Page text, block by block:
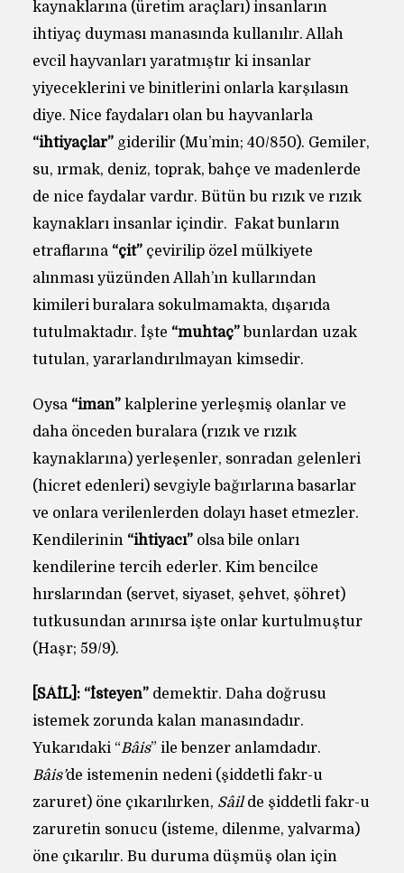
kaynaklarına (üretim araçları) insanların
ihtiyaç duyması manasında kullanılır. Allah
evcil hayvanları yaratmıştır ki insanlar
yiyeceklerini ve binitlerini onlarla karşılasın
diye. Nice faydaları olan bu hayvanlarla
“ihtiyaçlar”giderilir (Mu’min; 40/850). Gemiler,
su, ırmak, deniz, toprak, bahçe ve madenlerde
de nice faydalar vardır. Bütün bu rızık ve rızık
kaynakları insanlar içindir. Fakat bunların
etraflarına “çit”çevirilip özel mülkiyete
alınması yüzünden Allah’ın kullarından
kimileri buralara sokulmamakta, dışarıda
tutulmaktadır. İşte “muhtaç”bunlardan uzak
tutulan, yararlandırılmayan kimsedir.
Oysa “iman”kalplerine yerleşmiş olanlar ve
daha önceden buralara (rızık ve rızık
kaynaklarına) yerleşenler, sonradan gelenleri
(hicret edenleri) sevgiyle bağırlarına basarlar
ve onlara verilenlerden dolayı haset etmezler.
Kendilerinin “ihtiyacı”olsa bile onları
kendilerine tercih ederler. Kim bencilce
hırslarından (servet, siyaset, şehvet, şöhret)
tutkusundan arınırsa işte onlar kurtulmuştur
(Haşr; 59/9).
[SÂİL]: “İsteyen”demektir. Daha doğrusu
istemek zorunda kalan manasındadır.
Yukarıdaki “Bâis” ile benzer anlamdadır.
Bâis’de istemenin nedeni (şiddetli fakr-u
zaruret) öne çıkarılırken, Sâilde şiddetli fakr-u
zaruretin sonucu (isteme, dilenme, yalvarma)
öne çıkarılır. Bu duruma düşmüş olan için